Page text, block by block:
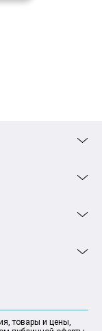
товары и цены,